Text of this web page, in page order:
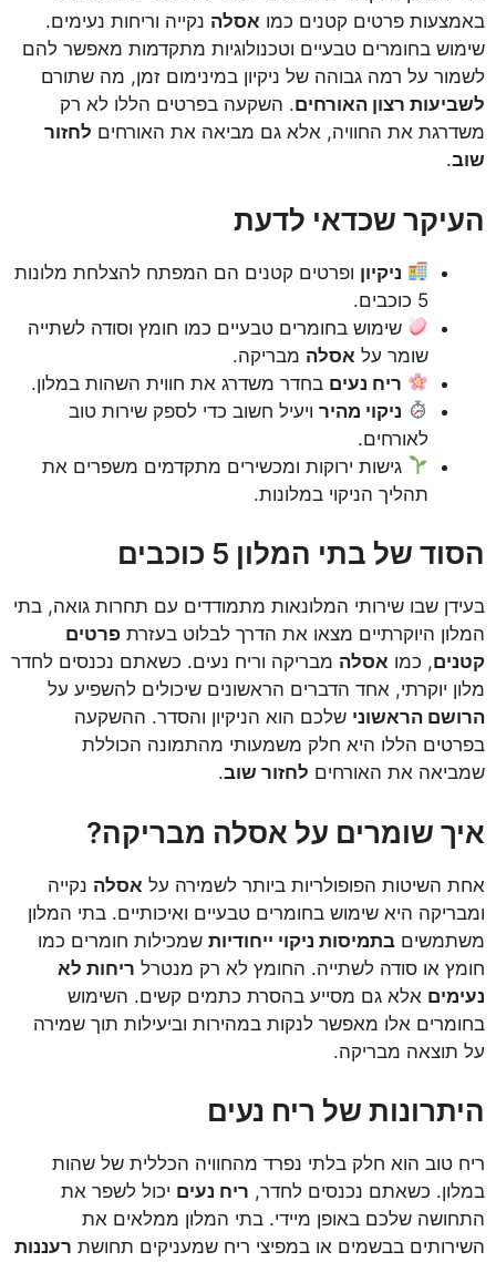
באמצעות פרטים קטנים כמו אסלה נקייה וריחות נעימים.
שימוש בחומרים טבעיים וטכנולוגיות מתקדמות מאפשר להם
לשמור על רמה גבוהה של ניקיון במינימום זמן, מה שתורם
לשביעות רצון האורחים. השקעה בפרטים הללו לא רק
משדרגת את החוויה, אלא גם מביאה את האורחים לחזור
שוב.
העיקר שכדאי לדעת
ניקיון ופרטים קטנים הם המפתח להצלחת מלונות
5 כוכבים.
שימוש בחומרים טבעיים כמו חומץ וסודה לשתייה
שומר על אסלה מבריקה.
ריח נעים בחדר משדרג את חווית השהות במלון.
ניקוי מהיר ויעיל חשוב כדי לספק שירות טוב
לאורחים.
גישות ירוקות ומכשירים מתקדמים משפרים את
תהליך הניקוי במלונות.
הסוד של בתי המלון 5 כוכבים
בעידן שבו שירותי המלונאות מתמודדים עם תחרות גואה, בתי
המלון היוקרתיים מצאו את הדרך לבלוט בעזרת פרטים
קטנים, כמו אסלה מבריקה וריח נעים. כשאתם נכנסים לחדר
מלון יוקרתי, אחד הדברים הראשונים שיכולים להשפיע על
הרושם הראשוני שלכם הוא הניקיון והסדר. ההשקעה
בפרטים הללו היא חלק משמעותי מהתמונה הכוללת
שמביאה את האורחים לחזור שוב.
איך שומרים על אסלה מבריקה?
אחת השיטות הפופולריות ביותר לשמירה על אסלה נקייה
ומבריקה היא שימוש בחומרים טבעיים ואיכותיים. בתי המלון
משתמשים בתמיסות ניקוי ייחודיות שמכילות חומרים כמו
חומץ או סודה לשתייה. החומץ לא רק מנטרל ריחות לא
נעימים אלא גם מסייע בהסרת כתמים קשים. השימוש
בחומרים אלו מאפשר לנקות במהירות וביעילות תוך שמירה
על תוצאה מבריקה.
היתרונות של ריח נעים
ריח טוב הוא חלק בלתי נפרד מהחוויה הכללית של שהות
במלון. כשאתם נכנסים לחדר, ריח נעים יכול לשפר את
התחושה שלכם באופן מיידי. בתי המלון ממלאים את
השירותים בבשמים או במפיצי ריח שמעניקים תחושת רעננות